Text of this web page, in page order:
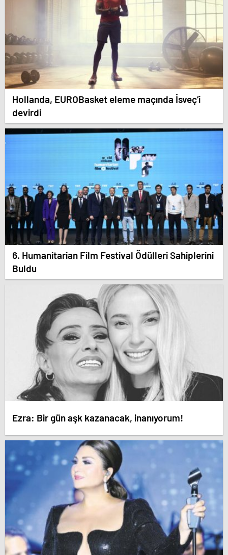
Hollanda, EUROBasket eleme maçında İsveç’i
devirdi
6. Humanitarian Film Festival Ödülleri Sahiplerini
Buldu
Ezra: Bir gün aşk kazanacak, inanıyorum!